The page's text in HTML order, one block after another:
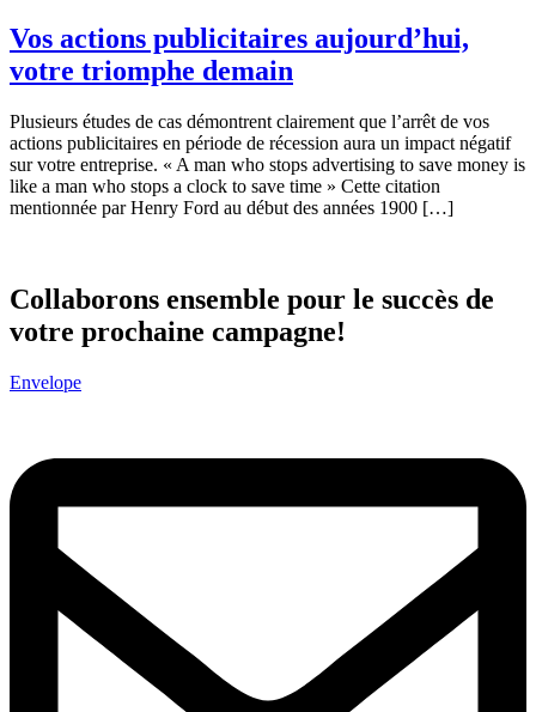
Vos actions publicitaires aujourd’hui,
votre triomphe demain
Plusieurs études de cas démontrent clairement que l’arrêt de vos
actions publicitaires en période de récession aura un impact négatif
sur votre entreprise. « A man who stops advertising to save money is
like a man who stops a clock to save time » Cette citation
mentionnée par Henry Ford au début des années 1900 […]
Collaborons ensemble pour le succès de
votre prochaine campagne!
Envelope